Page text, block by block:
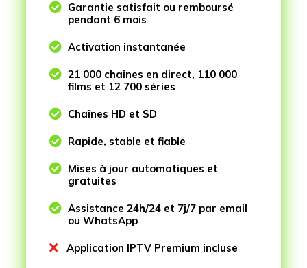
 Garantie satisfait ou remboursé
pendant 6 mois
 Activation instantanée
 21 000 chaines en direct, 110 000
films et 12 700 séries
 Chaînes HD et SD
 Rapide, stable et fiable
 Mises à jour automatiques et
gratuites
 Assistance 24h/24 et 7j/7 par email
ou WhatsApp
 Application IPTV Premium incluse